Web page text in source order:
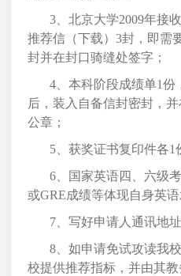
3、北京大学2009年接
推荐信（下载） 3封，即需
封并在封口骑缝处签字；
4、本科阶段成绩单1份
后，装入自备信封密封，
公章；
5、获奖证书复印件各1
6、国家英语四、六级
或GRE成绩等体现自身英
7、写好申请人通讯地
8、如申请免试攻读我
校提供推荐指标，并由其